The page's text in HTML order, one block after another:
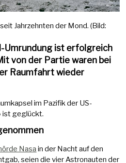
Jahrzehnten der Mond. (Bild:
Umrundung ist erfolgreich
von der Partie waren bei
Raumfahrt wieder
im Pazifik der US-
ist geglückt.
Nasa in der Nacht auf den
seien die vier Astronauten der